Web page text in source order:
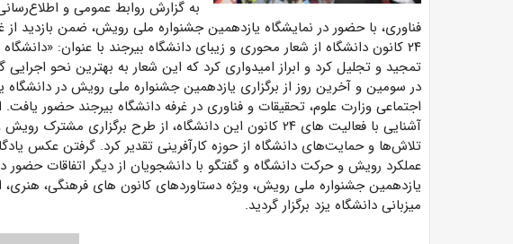
به گزارش روابط عمومی و
فناوری، با حضور در نمایشگاه یازدهمین جشنواره ملی رویش، ضمن بازدید از
۲۴ کانون دانشگاه از شعار محوری و زیبای دانشگاه بیرجند با عنوان:
تمجید و تجلیل کرد و ابراز امیدواری کرد که این شعار به بهترین نحو اجرایی
در سومین و آخرین روز از برگزاری یازدهمین جشنواره ملی رویش در دانشگاه
اجتماعی وزارت علوم، تحقیقات و فناوری در غرفه دانشگاه بیرجند حضور
آشنایی با فعالیت های ۲۴ کانون این دانشگاه، از طرح
تلاش‌ها و حمایت‌های دانشگاه از حوزه کارآفرینی تقدیر کرد. گرفتن عکس
عملکرد رویش و حرکت دانشگاه و گفتگو با دانشجویان از دیگر اتفاقات حضور
میزبانی دانشگاه یزد برگزار گردید.